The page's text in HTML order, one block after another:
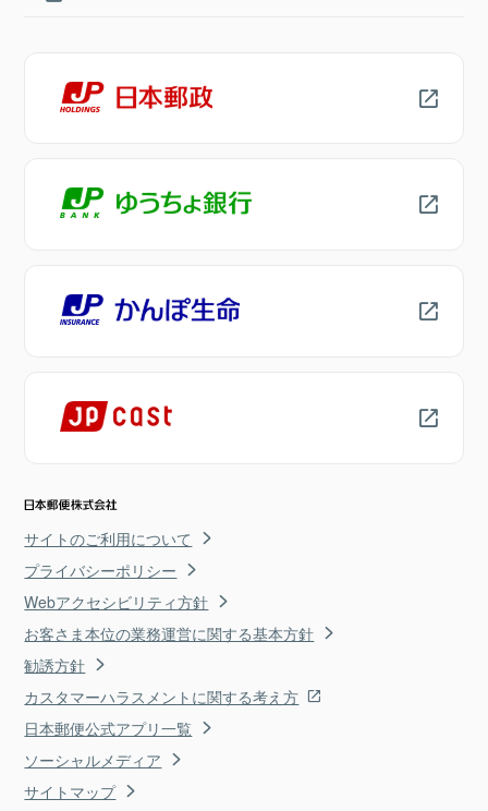
サイトのご利用について
プライバシーポリシー
Webアクセシビリティ方針
お客さま本位の業務運営に関する基本方針
勧誘方針
カスタマーハラスメントに関する考え方
日本郵便公式アプリ一覧
ソーシャルメディア
サイトマップ